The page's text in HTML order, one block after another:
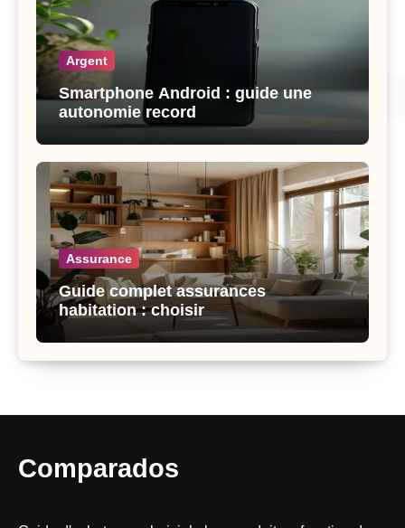
Argent
Smartphone Android : guide une
autonomie record
Assurance
Guide complet assurances
habitation : choisir
Comparados